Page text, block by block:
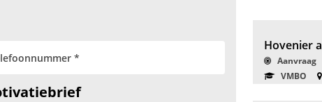
Hovenier
Aanvraag
VMBO